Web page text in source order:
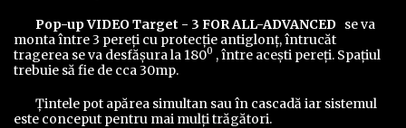
Pop-up VIDEO Target - 3 FOR ALL-ADVANCED se va
monta între 3 pereţi cu protecţie antiglonţ, întrucăt
tragerea se va desfăşura la 1800 , între aceşti pereţi. Spaţiul
trebuie să fie de cca 30mp.
Ţintele pot apărea simultan sau în cascadă iar sistemul
este conceput pentru mai mulţi trăgători.